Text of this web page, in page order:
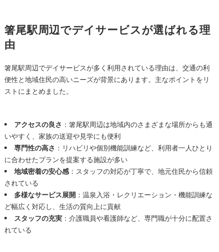
箸尾駅周辺でデイサービスが選ばれる理
由
箸尾駅周辺でデイサービスが多く利用されている理由は、交通の利
便性と地域住民の高いニーズが背景にあります。主なポイントをリ
ストにまとめました。
アクセスの良さ ：箸尾駅周辺は地域内のさまざまな場所からも通
いやすく、家族の送迎や見学にも便利
専門性の高さ ：リハビリや個別機能訓練など、利用者一人ひとり
に合わせたプランを提案する施設が多い
地域密着の安心感：スタッフの対応が丁寧で、地元住民から信頼
されている
多様なサービス展開：温泉入浴・レクリエーション・機能訓練な
ど幅広く対応し、生活の質向上に貢献
スタッフの充実：介護職員や看護師など、専門職が十分に配置さ
れている